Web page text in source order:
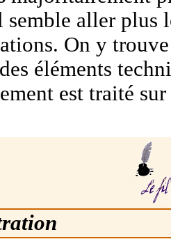
semble aller plus
On y
éléments
est traité